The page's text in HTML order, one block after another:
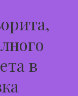
в